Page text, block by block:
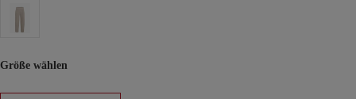
Größe wählen